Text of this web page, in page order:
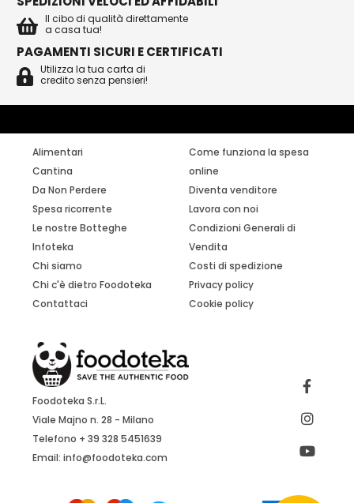
Il cibo di qualità direttamente
a casa tua!
PAGAMENTI SICURI E CERTIFICATI
Utilizza la tua carta di
credito senza pensieri!
Alimentari
Cantina
Da Non Perdere
Spesa ricorrente
Le nostre Botteghe
Infoteka
Chi siamo
Chi c'è dietro Foodoteka
Contattaci
Come funziona la spesa
online
Diventa venditore
Lavora con noi
Condizioni Generali di
Vendita
Costi di spedizione
Privacy policy
Cookie policy
Foodoteka S.r.L.
Viale Majno n. 28 - Milano
Telefono + 39 328 5451639
Email:info@foodoteka.com